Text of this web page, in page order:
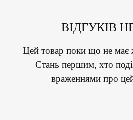
ВІДГУКІВ
Цей товар поки що не має
Стань першим, хто
враженнями про